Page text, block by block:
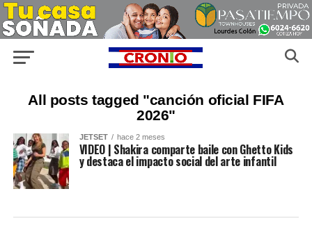
All posts tagged "canción oficial FIFA
2026"
JETSET hace 2 meses
VIDEO | Shakira comparte baile con Ghetto Kids
y destaca el impacto social del arte infantil